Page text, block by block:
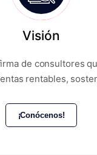
Visión
de consultores
rentables,
¡Conócenos!